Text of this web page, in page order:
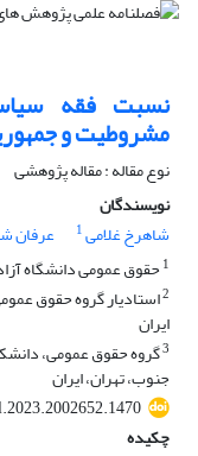
نسبت فقه
مشروطیت و
نوع مقاله : مقاله پژوهشی
نویسندگان
شاهرخ غلامی1
1 حقوق عمومی دانشگاه
2استادیار گروه حقوق
ایران
3گروه حقوق عمومی،
جنوب، تهران، ایران
چکیده